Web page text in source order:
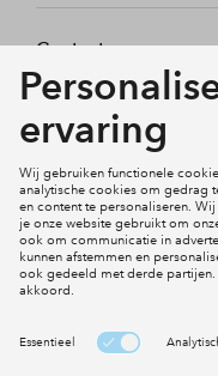
Contact
Mijn profiel
Social Media